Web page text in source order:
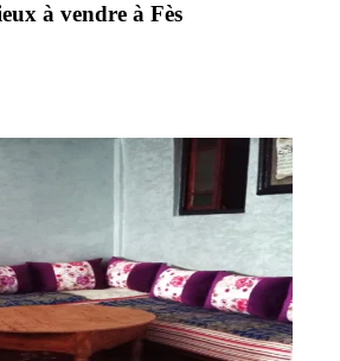
à vendre à Fès